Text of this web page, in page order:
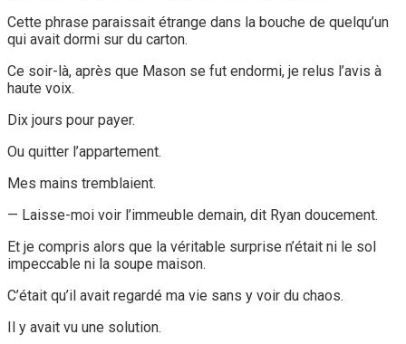
Cette phrase paraissait étrange dans la bouche de quelqu’un
qui avait dormi sur du carton.
Ce soir-là, après que Mason se fut endormi, je relus l’avis à
haute voix.
Dix jours pour payer.
Ou quitter l’appartement.
Mes mains tremblaient.
— Laisse-moi voir l’immeuble demain, dit Ryan doucement.
Et je compris alors que la véritable surprise n’était ni le sol
impeccable ni la soupe maison.
C’était qu’il avait regardé ma vie sans y voir du chaos.
Il y avait vu une solution.